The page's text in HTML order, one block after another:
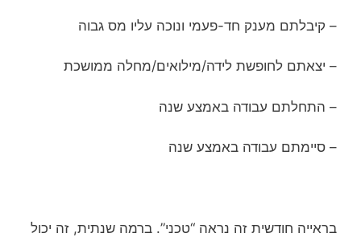
– קיבלתם מענק חד-פעמי ונוכה עליו מס גבוה
– יצאתם לחופשת לידה/מילואים/מחלה ממושכת
– התחלתם עבודה באמצע שנה
– סיימתם עבודה באמצע שנה
בראייה חודשית זה נראה “טכני”. ברמה שנתית, זה יכול